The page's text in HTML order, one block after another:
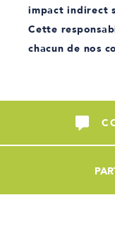
impact indirect
Cette
chacun de nos